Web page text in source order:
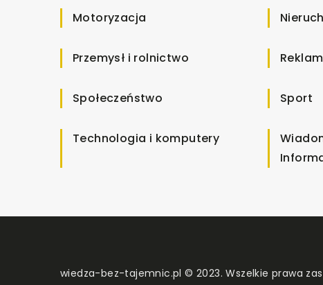
Motoryzacja
Przemysł i rolnictwo
Społeczeństwo Sport
Technologia i komputery
wiedza-bez-tajemnic.pl © 2023. Wszelkie prawa